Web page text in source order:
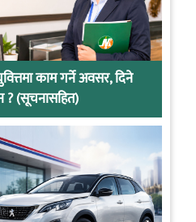
काम गर्ने अवसर, दिने
(सूचनासहित)